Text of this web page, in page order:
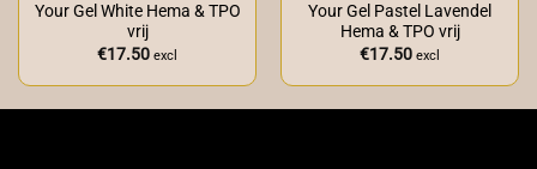
Your Gel White Hema & TPO
vrij
€17.50 excl
Your Gel Pastel Lavendel
Hema & TPO vrij
€17.50 excl